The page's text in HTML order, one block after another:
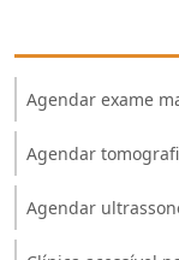
Agendar exame
Agendar
Agendar